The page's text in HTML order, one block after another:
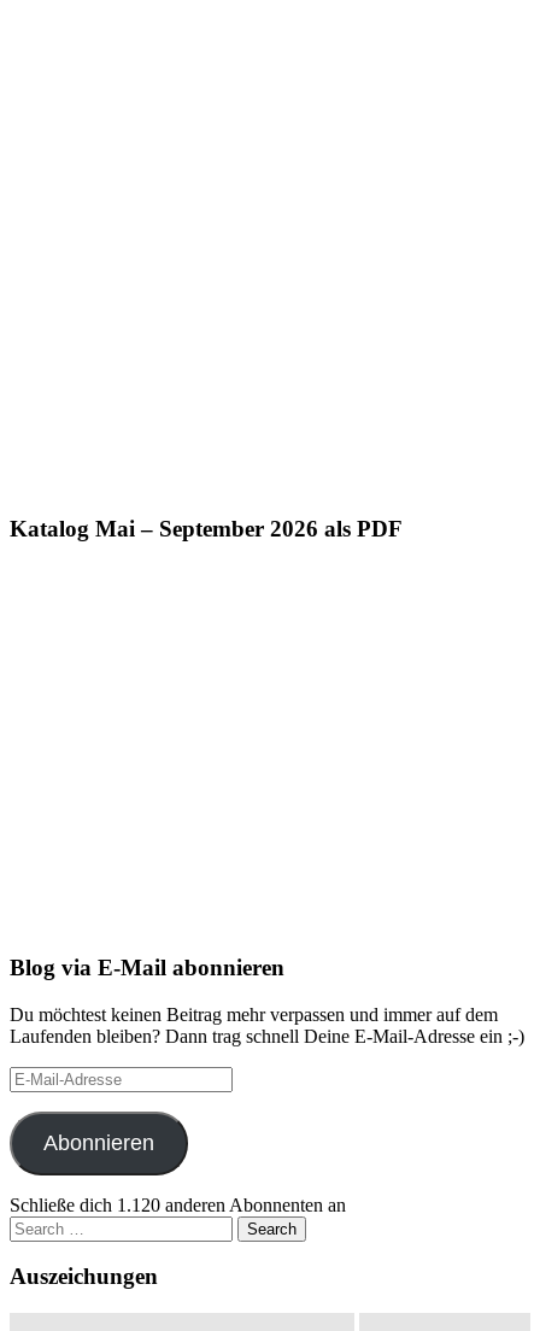
Katalog Mai – September 2026 als PDF
Blog via E-Mail abonnieren
Du möchtest keinen Beitrag mehr verpassen und immer auf dem
Laufenden bleiben? Dann trag schnell Deine E-Mail-Adresse ein ;-)
E-
Mail-
Adresse
Abonnieren
Schließe dich 1.120 anderen Abonnenten an
Search
for:
Auszeichungen